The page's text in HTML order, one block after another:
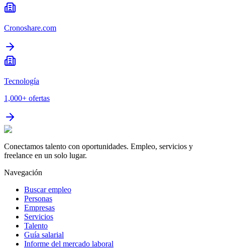
Cronoshare.com
Tecnología
1,000+ ofertas
Conectamos talento con oportunidades. Empleo, servicios y
freelance en un solo lugar.
Navegación
Buscar empleo
Personas
Empresas
Servicios
Talento
Guía salarial
Informe del mercado laboral